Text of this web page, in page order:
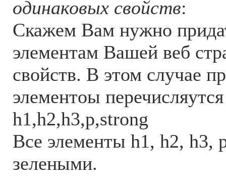
одинаковых свойств:
Скажем Вам нужно
элементам Вашей веб
свойств. В этом случае
элементоы
h1,h2,h3,p,strong
Все элементы h1, h2, h3,
зелеными.